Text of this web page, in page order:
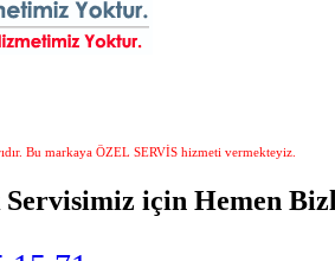
Bu markaya ÖZEL SERVİS hizmeti vermekteyiz.
için Hemen